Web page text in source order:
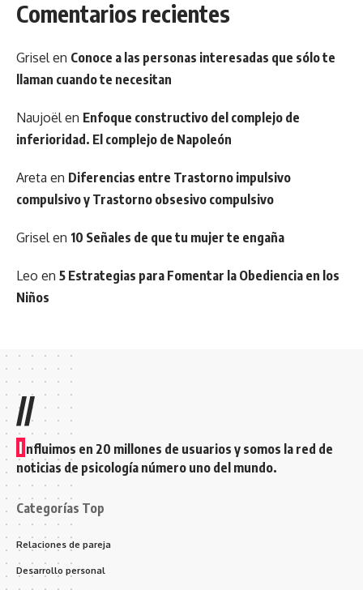
Comentarios recientes
Griselen Conoce a las personas interesadas que sólo te
llaman cuando te necesitan
Naujoëlen Enfoque constructivo del complejo de
inferioridad. El complejo de Napoleón
Areta en Diferencias entre Trastorno impulsivo
compulsivo y Trastorno obsesivo compulsivo
Griselen 10 Señales de que tu mujer te engaña
Leo en 5 Estrategias para Fomentar la Obediencia en los
Niños
//
I nfluimos en 20 millones de usuarios y somos la red de
noticias de psicología número uno del mundo.
Categorías Top
Relaciones de pareja
Desarrollo personal